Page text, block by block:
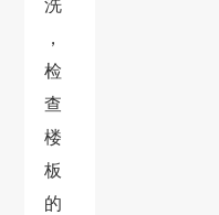
洗
，
检
查
楼
板
的